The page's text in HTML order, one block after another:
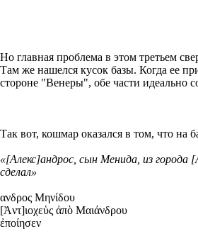
Но главная проблема в этом третьем
Там же нашелся кусок базы. Когда ее
стороне "Венеры", обе части идеально
Так вот, кошмар оказался в том, что на
«[Алекс]андрос, сын Менида, из
сделал»
ανδρος Μηνίδου
[Ἀντ]ιοχεὑς ἀπὸ Μαιάνδρου
ἐποίησεν